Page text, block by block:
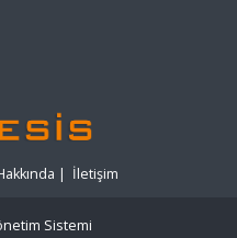
| İletişim
Sistemi